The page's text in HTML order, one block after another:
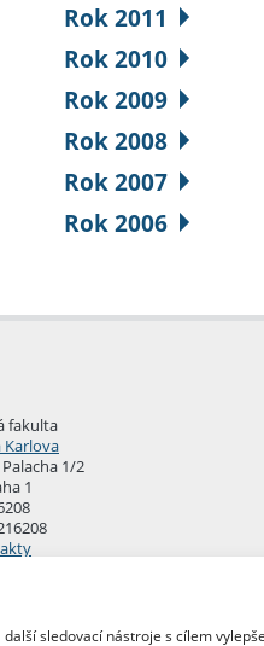
sledovací nástroje s cílem
Rok 2011
Rok 2010
Rok 2009
Rok 2008
Rok 2007
Rok 2006
fakulta
Karlova
1/2
1